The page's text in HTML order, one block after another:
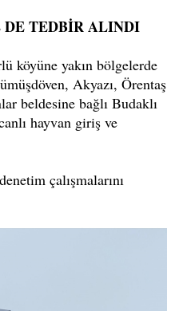
TEDBİR ALINDI
köyüne yakın bölgelerde
Akyazı, Örentaş
beldesine bağlı Budaklı
hayvan giriş ve
çalışmalarını